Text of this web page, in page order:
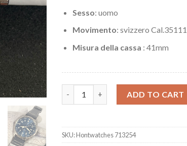
Sesso: uomo
Movimento: svizzero Cal.35111
Misura della cassa : 41mm
ADD TO CART
SKU:Hontwatches 713254